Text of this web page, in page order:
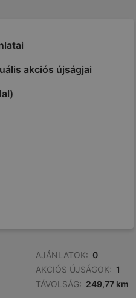
akciós újságjai
AJÁNLATOK: 0
AKCIÓS ÚJSÁGOK: 1
TÁVOLSÁG: 249,77 km